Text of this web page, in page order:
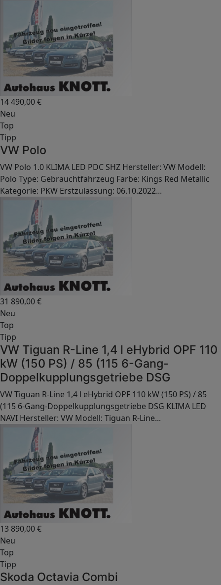
14 490,00€
Neu
Top
Tipp
VW Polo
VW Polo 1.0 KLIMA LED PDC SHZ Hersteller: VW Modell:
Polo Type: Gebrauchtfahrzeug Farbe: Kings Red Metallic
Kategorie: PKW Erstzulassung: 06.10.2022...
31 890,00€
Neu
Top
Tipp
VW Tiguan R-Line 1,4 l eHybrid OPF 110
kW (150 PS) / 85 (115 6-Gang-
Doppelkupplungsgetriebe DSG
VW Tiguan R-Line 1,4 l eHybrid OPF 110 kW (150 PS) / 85
(115 6-Gang-Doppelkupplungsgetriebe DSG KLIMA LED
NAVI Hersteller: VW Modell: Tiguan R-Line...
13 890,00€
Neu
Top
Tipp
Skoda Octavia Combi